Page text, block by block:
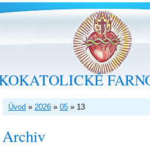
Úvod » 2026 » 05 » 13
Archiv